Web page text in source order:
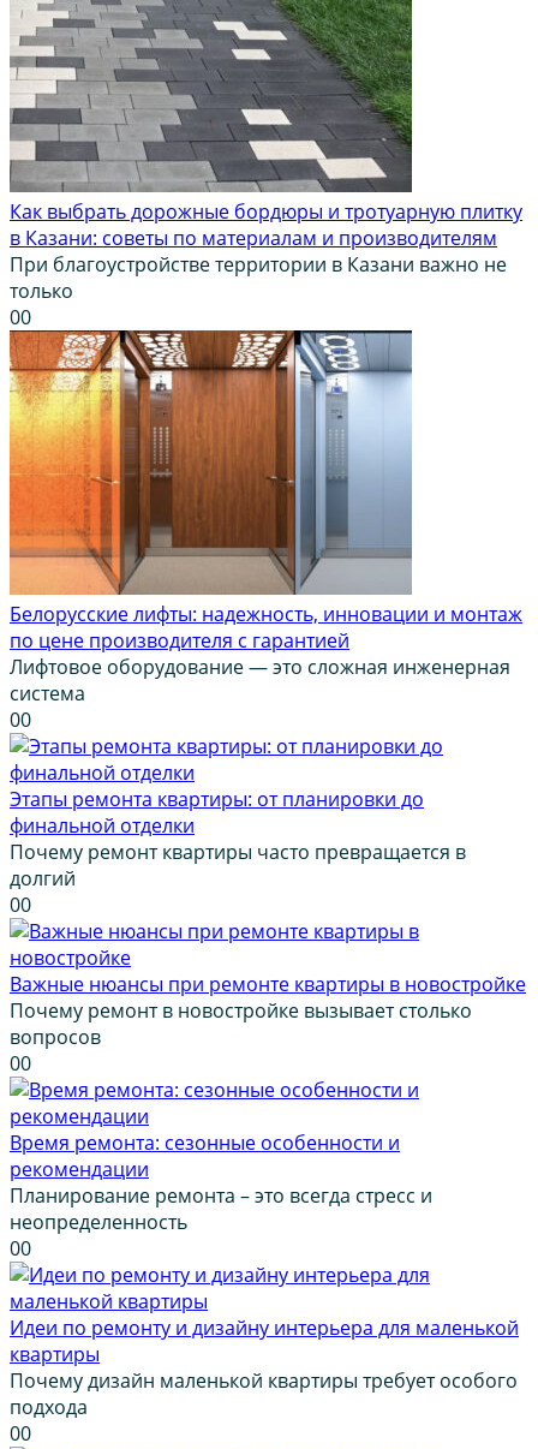
Как выбрать дорожные бордюры и тротуарную плитку
в Казани: советы по материалам и производителям
При благоустройстве территории в Казани важно не
только
00
Белорусские лифты: надежность, инновации и монтаж
по цене производителя с гарантией
Лифтовое оборудование — это сложная инженерная
система
00
Этапы ремонта квартиры: от планировки до
финальной отделки
Почему ремонт квартиры часто превращается в
долгий
00
Важные нюансы при ремонте квартиры в новостройке
Почему ремонт в новостройке вызывает столько
вопросов
00
Время ремонта: сезонные особенности и
рекомендации
Планирование ремонта – это всегда стресс и
неопределенность
00
Идеи по ремонту и дизайну интерьера для маленькой
квартиры
Почему дизайн маленькой квартиры требует особого
подхода
00